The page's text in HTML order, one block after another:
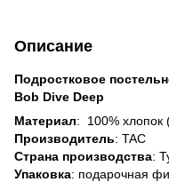
Описание
Подростковое
Bob Dive Deep
Материал: 100% хлопок
Производитель: TAC
Страна производства:
Упаковка: подарочная